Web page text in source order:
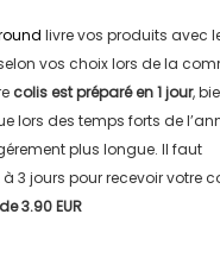
livre vos produits avec
vos choix lors de la
colis est préparé en1 jour,
lors des temps forts de
plus longue. Il faut
à 3 jours pour recevoir votre
3.90 EUR